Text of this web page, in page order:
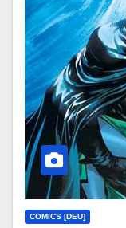
COMICS [DEU]